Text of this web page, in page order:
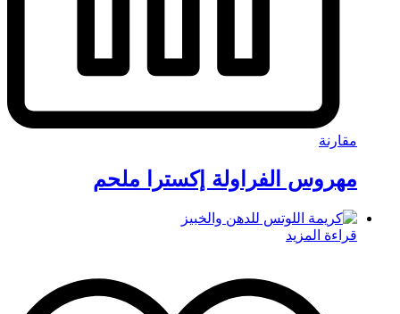
مقارنة
مهروس الفراولة إكسترا ملحم
قراءة المزيد